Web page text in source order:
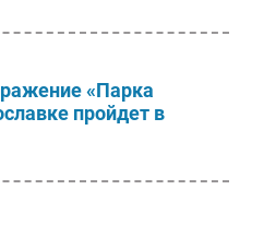
«Парка
пройдет в